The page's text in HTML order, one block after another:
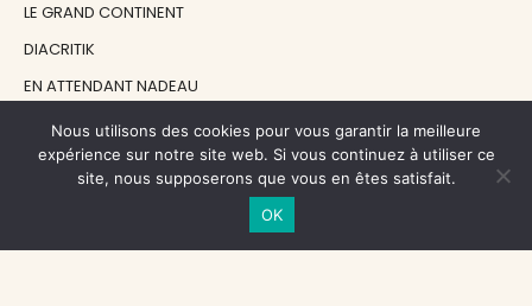
LE GRAND CONTINENT
DIACRITIK
EN ATTENDANT NADEAU
NOS SOUTIENS
Nous utilisons des cookies pour vous garantir la meilleure
expérience sur notre site web. Si vous continuez à utiliser ce
site, nous supposerons que vous en êtes satisfait.
OK